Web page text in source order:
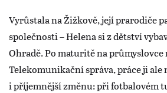
Vyrůstala na Žižkově, její prarodiče
společnosti – Helena si z dětství
Ohradě. Po maturitě na
Telekomunikační správa, práce ji ale
i příjemnější změnu: při fotbalovém